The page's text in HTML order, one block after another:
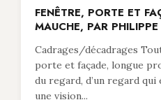
FENÊTRE, PORTE ET
MAUCHE, PAR
Cadrages/décadrages
porte et façade, longue
du regard, d’un regard
une vision...